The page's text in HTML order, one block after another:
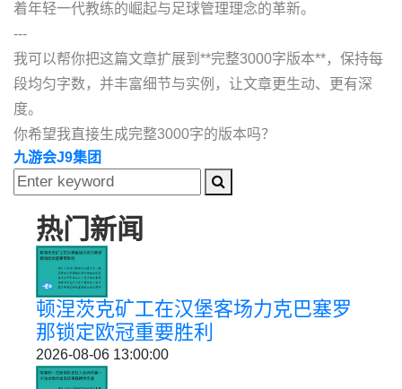
着年轻一代教练的崛起与足球管理理念的革新。
---
我可以帮你把这篇文章扩展到**完整3000字版本**，保持每
段均匀字数，并丰富细节与实例，让文章更生动、更有深
度。
你希望我直接生成完整3000字的版本吗？
九游会J9集团
热门新闻
顿涅茨克矿工在汉堡客场力克巴塞罗
那锁定欧冠重要胜利
2026-08-06 13:00:00